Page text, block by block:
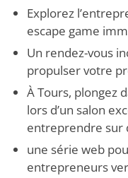
Explorez
escape game
Un rendez-vous
propulser votre
À Tours, plongez
lors d’un salon
entreprendre sur
une série web
entrepreneurs